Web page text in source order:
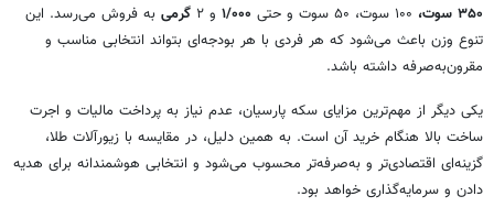
۳۵۰ سوت،
و ۲ گرمی به فروش می‌رسد. این
تنوع وزن باعث می‌شود که هر فردی با هر بودجه‌ای بتواند انتخابی مناسب و
مقرون‌به‌صرفه داشته باشد.
یکی دیگر از مهم‌ترین مزایای سکه پارسیان، عدم نیاز به پرداخت مالیات و اجرت
ساخت بالا هنگام خرید آن است. به همین دلیل، در مقایسه با زیورآلات طلا،
گزینه‌ای اقتصادی‌تر و به‌صرفه‌تر محسوب می‌شود و انتخابی هوشمندانه برای هدیه
دادن و سرمایه‌گذاری خواهد بود.